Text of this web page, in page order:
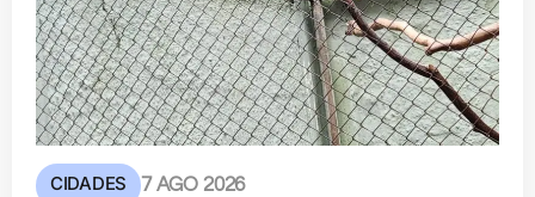
CIDADES 7 AGO 2026